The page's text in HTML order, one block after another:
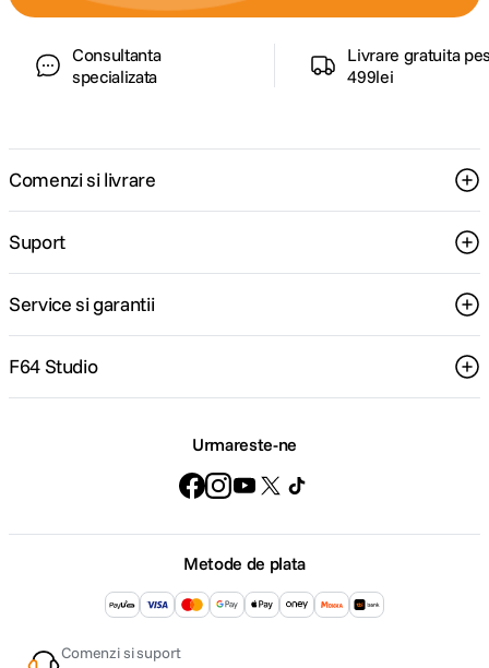
Consultanta
specializata
Livrare gratuita
499lei
Comenzi si livrare
Suport
Service si garantii
F64 Studio
Urmareste-ne
Metode de plata
Comenzi si suport